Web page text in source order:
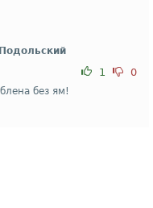
1 0
без ям!